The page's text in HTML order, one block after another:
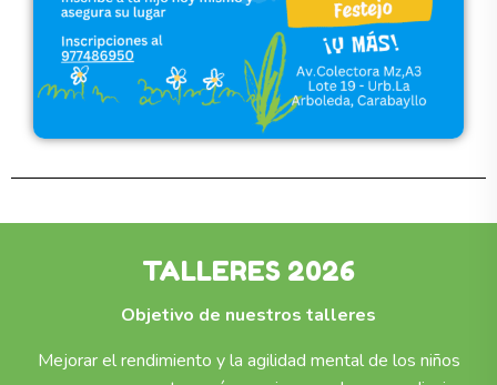
TALLERES 2026
Objetivo de nuestros talleres
Mejorar el rendimiento y la agilidad mental de los niños